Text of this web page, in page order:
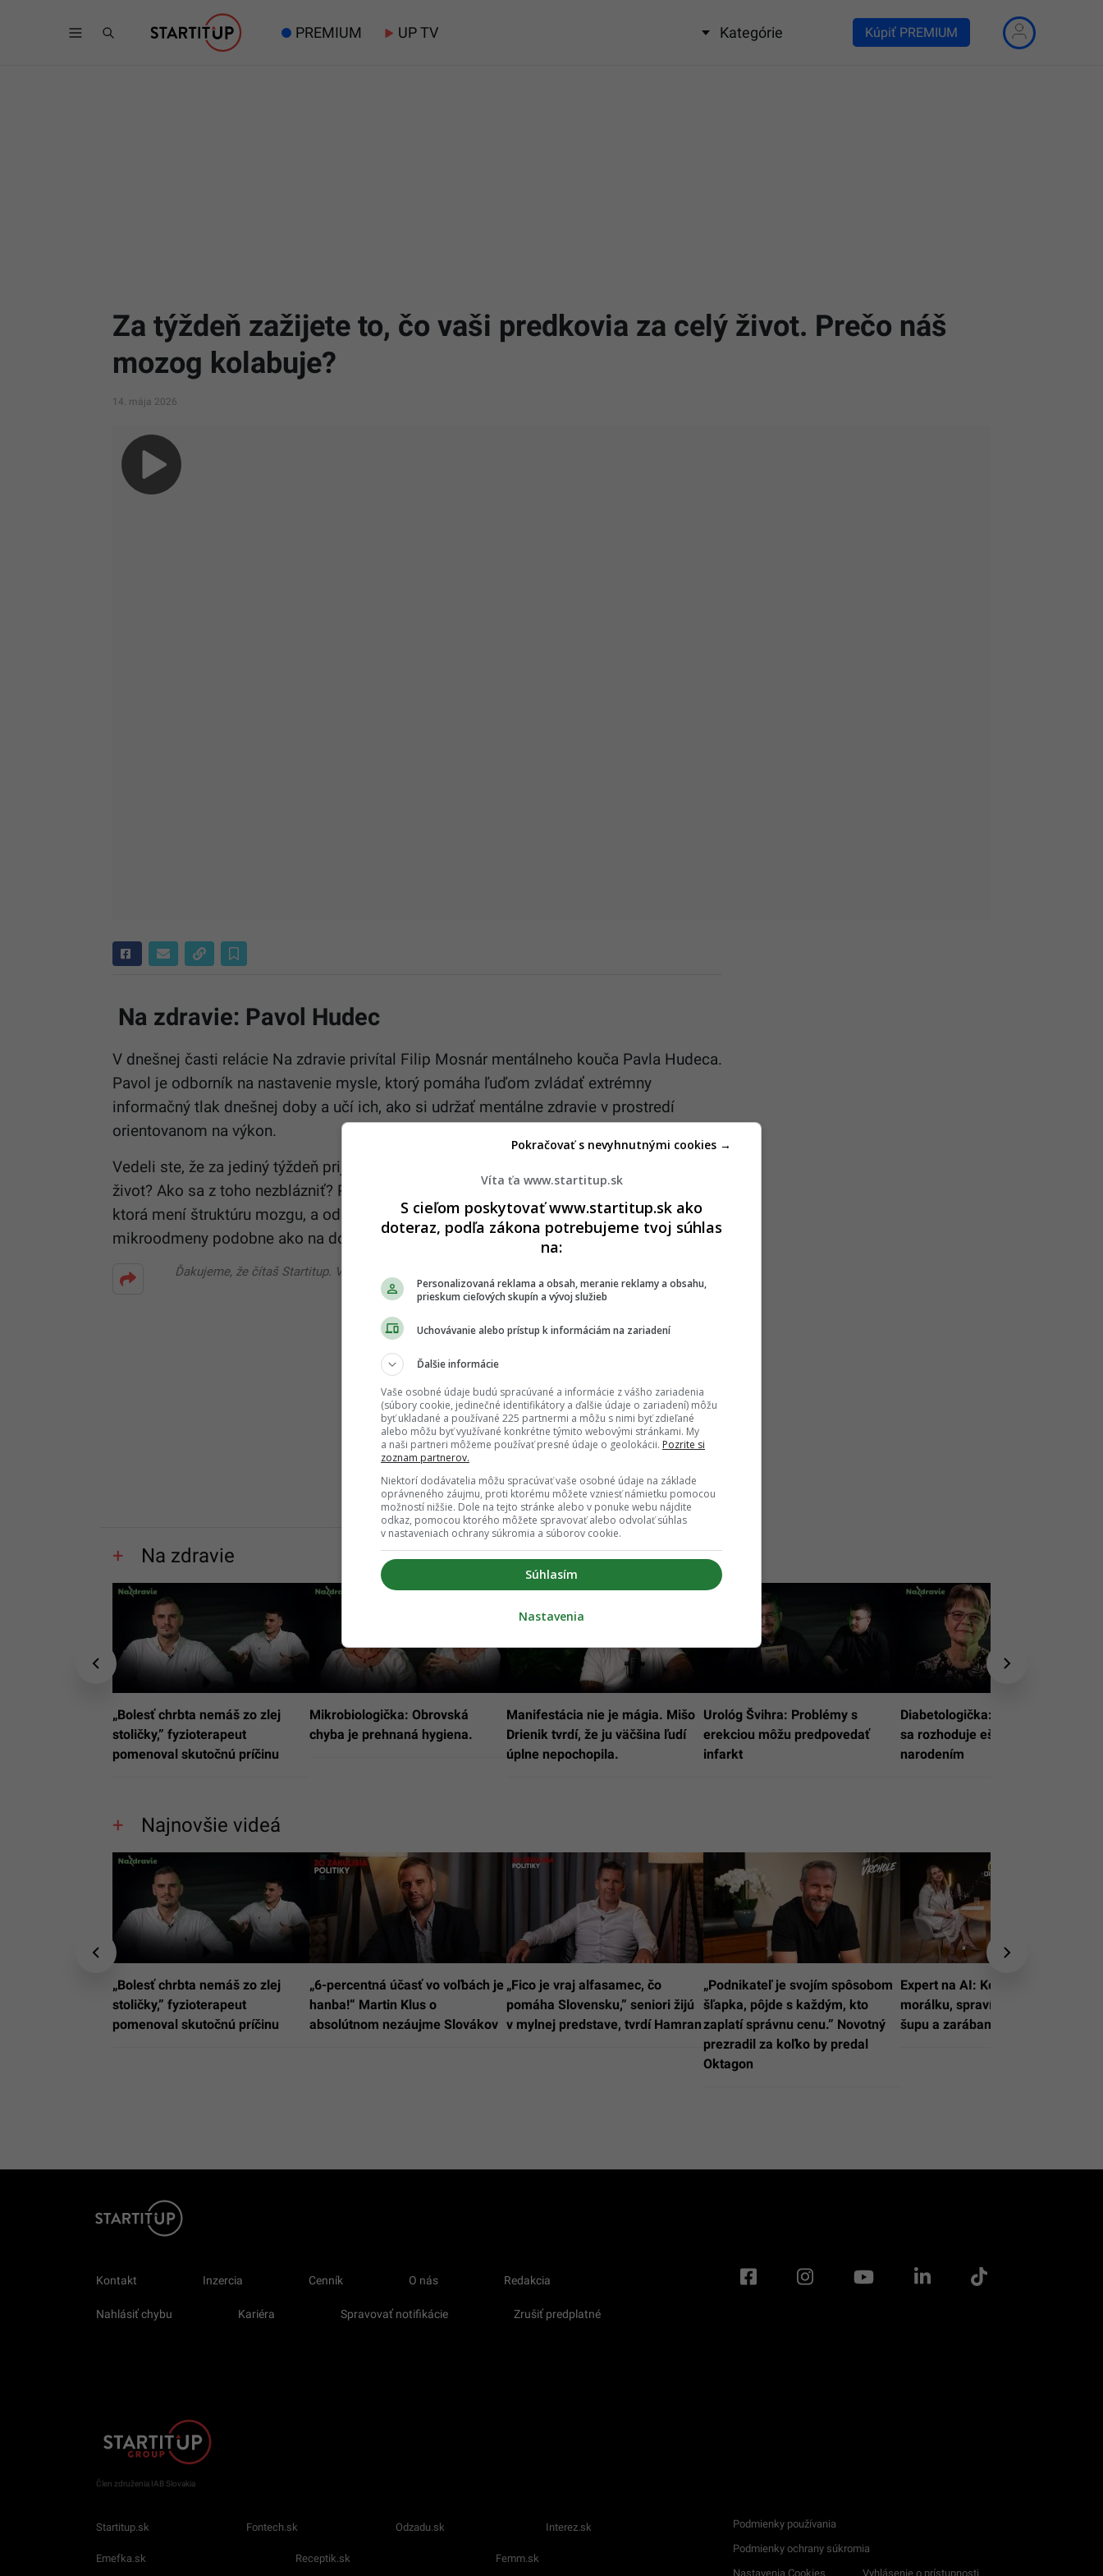
PREMIUM UP TV Kategórie Kúpiť PREMIUM
Za týždeň zažijete to, čo vaši predkovia za celý život. Prečo náš
mozog kolabuje?
14. mája 2026
Na zdravie: Pavol Hudec
V dnešnej časti relácie Na zdravie privítal Filip Mosnár mentálneho kouča Pavla Hudeca.
Pavol je odborník na nastavenie mysle, ktorý pomáha ľuďom zvládať extrémny
informačný tlak dnešnej doby a učí ich, ako si udržať mentálne zdravie v prostredí
orientovanom na výkon.
Vedeli ste, že za jediný týždeň prijmeme toľko informácií, čo naši predkovia za celý
život? Ako sa z toho nezblázniť? Rozoberáme metódu „varenia žaby“, silu vizualizácie,
ktorá mení štruktúru mozgu, a odpovedáme na otázku, či na nás naozaj fungujú
mikroodmeny podobne ako na domáce zvieratá.
Ďakujeme, že čítaš Startitup. V prípade, že máš postreh alebo si našiel v článku chybu, napíš nám na
redakcia@startitup.sk
Na zdravie
„Bolesť chrbta nemáš zo zlej
stoličky,” fyzioterapeut
pomenoval skutočnú príčinu
Mikrobiologička: Obrovská
chyba je prehnaná hygiena.
Manifestácia nie je mágia. Mišo
Drienik tvrdí, že ju väčšina ľudí
úplne nepochopila.
Urológ Švihra: Problémy s
erekciou môžu predpovedať
infarkt
Diabetologička: O obezite dieťaťa
sa rozhoduje ešte pred
narodením
Najnovšie videá
„Bolesť chrbta nemáš zo zlej
stoličky,” fyzioterapeut
pomenoval skutočnú príčinu
„6-percentná účasť vo voľbách je
hanba!“ Martin Klus o
absolútnom nezáujme Slovákov
„Fico je vraj alfasamec, čo
pomáha Slovensku,” seniori žijú
v mylnej predstave, tvrdí Hamran
„Podnikateľ je svojím spôsobom
šľapka, pôjde s každým, kto
zaplatí správnu cenu.” Novotný
prezradil za koľko by predal
Oktagon
Expert na AI: Keby nemám
morálku, spravím si AI turbo
šupu a zarábam 10-tisíce
Kontakt Inzercia Cenník O nás Redakcia
Nahlásiť chybu Kariéra Spravovať notifikácie Zrušiť predplatné
Člen združenia IAB Slovakia
Startitup.sk Fontech.sk Odzadu.sk Interez.sk
Emefka.sk Receptik.sk Femm.sk
Podmienky používania
Podmienky ochrany súkromia
Nastavenia Cookies
Vyhlásenie o prístupnosti
Víta ťa www.startitup.sk
S cieľom poskytovať www.startitup.sk ako
doteraz, podľa zákona potrebujeme tvoj súhlas
na:
Personalizovaná reklama a obsah, meranie reklamy a obsahu,
prieskum cieľových skupín a vývoj služieb
Uchovávanie alebo prístup k informáciám na zariadení
Ďalšie informácie
Vaše osobné údaje budú spracúvané a informácie z vášho zariadenia
(súbory cookie, jedinečné identifikátory a ďalšie údaje o zariadení) môžu
byť ukladané a používané 225 partnermi a môžu s nimi byť zdieľané
alebo môžu byť využívané konkrétne týmito webovými stránkami. My
a naši partneri môžeme používať presné údaje o geolokácii. Pozrite si
zoznam partnerov.
Niektorí dodávatelia môžu spracúvať vaše osobné údaje na základe
oprávneného záujmu, proti ktorému môžete vzniesť námietku pomocou
možností nižšie. Dole na tejto stránke alebo v ponuke webu nájdite
odkaz, pomocou ktorého môžete spravovať alebo odvolať súhlas
v nastaveniach ochrany súkromia a súborov cookie.
Súhlasím
Pokračovať s nevyhnutnými cookies →
Nastavenia